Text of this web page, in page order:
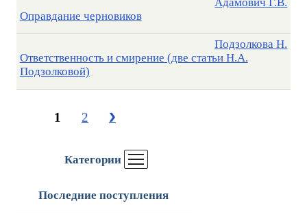
Категории
Последние поступления
Оправдание черновиков
Адамович Г.В.
Ответственность и смирение (две статьи Н.А.
Подзолковой)
Подзолкова Н.
1 2 ❯